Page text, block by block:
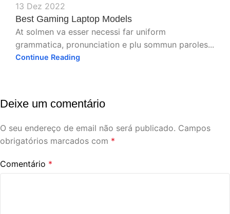
13 Dez 2022
Best Gaming Laptop Models
At solmen va esser necessi far uniform
grammatica, pronunciation e plu sommun paroles...
Continue Reading
Deixe um comentário
O seu endereço de email não será publicado. Campos
obrigatórios marcados com *
Comentário *